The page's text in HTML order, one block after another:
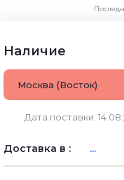
Наличие
Москва (Восток)
Дата поставки:
Доставка в : ...